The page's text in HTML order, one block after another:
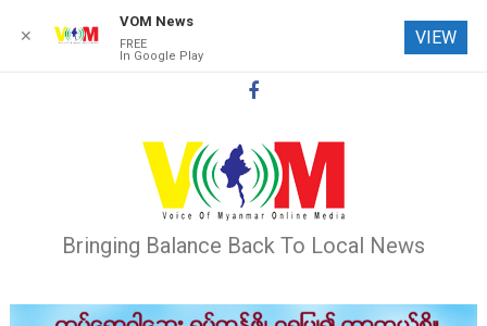
Bringing Balance Back To Local News
✕
VOM News
FREE
In Google Play
VIEW